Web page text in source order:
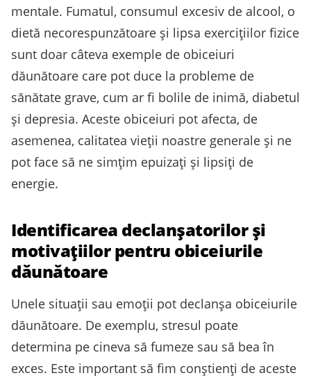
mentale. Fumatul, consumul excesiv de alcool, o
dietă necorespunzătoare și lipsa exercițiilor fizice
sunt doar câteva exemple de obiceiuri
dăunătoare care pot duce la probleme de
sănătate grave, cum ar fi bolile de inimă, diabetul
și depresia. Aceste obiceiuri pot afecta, de
asemenea, calitatea vieții noastre generale și ne
pot face să ne simțim epuizați și lipsiți de
energie.
Identificarea declanșatorilor și
motivațiilor pentru obiceiurile
dăunătoare
Unele situații sau emoții pot declanșa obiceiurile
dăunătoare. De exemplu, stresul poate
determina pe cineva să fumeze sau să bea în
exces. Este important să fim conștienți de aceste